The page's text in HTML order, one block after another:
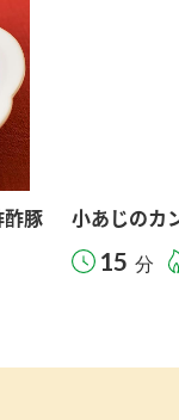
酢豚 小あじのカ
15 分